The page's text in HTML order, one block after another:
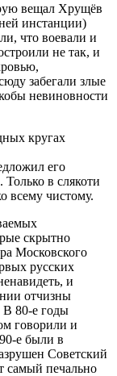
вещал Хрущёв
инстанции)
что воевали и
не так, и
забегали злые
невиновности
кругах
его
в слякоти
всему чистому.
скрытно
Московского
русских
и
отчизны
В 80-е годы
говорили и
е были в
Советский
самый печально